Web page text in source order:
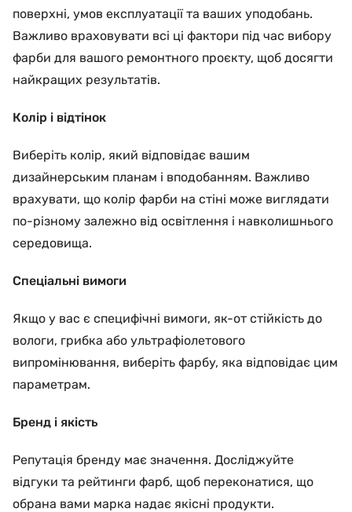
поверхні, умов експлуатації та ваших уподобань.
Важливо враховувати всі ці фактори під час вибору
фарби для вашого ремонтного проєкту, щоб досягти
найкращих результатів.
Колір і відтінок
Виберіть колір, який відповідає вашим
дизайнерським планам і вподобанням. Важливо
врахувати, що колір фарби на стіні може виглядати
по-різному залежно від освітлення і навколишнього
середовища.
Спеціальні вимоги
Якщо у вас є специфічні вимоги, як-от стійкість до
вологи, грибка або ультрафіолетового
випромінювання, виберіть фарбу, яка відповідає цим
параметрам.
Бренд і якість
Репутація бренду має значення. Досліджуйте
відгуки та рейтинги фарб, щоб переконатися, що
обрана вами марка надає якісні продукти.